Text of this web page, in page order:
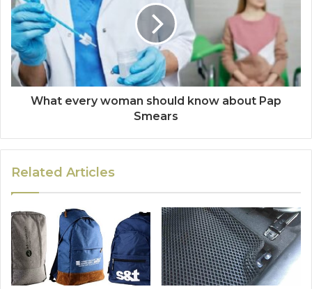
What every woman should know about Pap
Smears
Related Articles